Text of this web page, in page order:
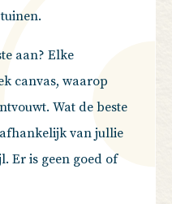
aan? Elke
canvas, waarop
Wat de beste
van jullie
Er is geen goed of